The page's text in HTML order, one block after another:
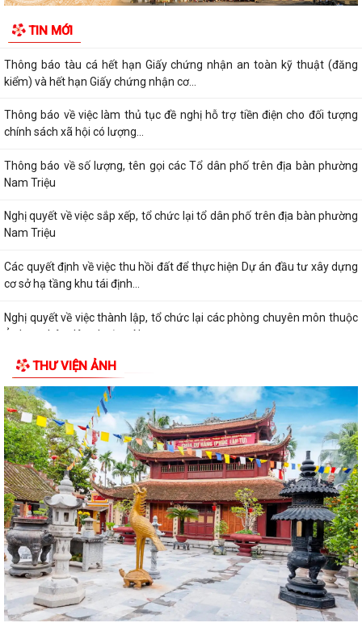
TIN MỚI
Ủy ban nhân dân thành phố trong...
Thông báo tàu cá hết hạn Giấy chứng nhận an toàn kỹ thuật (đăng
kiểm) và hết hạn Giấy chứng nhận cơ...
Thông báo về việc làm thủ tục đề nghị hỗ trợ tiền điện cho đối tượng
chính sách xã hội có lượng...
Thông báo về số lượng, tên gọi các Tổ dân phố trên địa bàn phường
Nam Triệu
Nghị quyết về việc sắp xếp, tổ chức lại tổ dân phố trên địa bàn phường
Nam Triệu
Các quyết định về việc thu hồi đất để thực hiện Dự án đầu tư xây dựng
cơ sở hạ tầng khu tái định...
Nghị quyết về việc thành lập, tổ chức lại các phòng chuyên môn thuộc
Ủy ban nhân dân phường Nam...
Điện lực Thủy Nguyên triển khai thanh toán tiền điện không dùng tiền
mặt trên địa bàn Điện lực Thủy...
Đề nghị hỗ trợ giới thiệu nguồn hiện vật và kết nối thân nhân liệt sĩ, cựu
chiến binh phục vụ cuộc...
Quyết định về việc phê duyệt giá đất cụ thể; phương án bồi thường bồi
thường, hỗ trợ, tái định cư...
Quyết định về việc thu hồi đất để thực hiện Dự án đầu tư xây dựng cơ
sở hạ tầng khu tái định cư tại...
Quyết định về việc thu hồi đất để thực hiện Dự án đầu tư xây dựng cơ
sở hạ tầng khu tái định cư tại...
Quyết định về việc thu hồi đất để thực hiện Dự án đầu tư xây dựng cơ
THƯ VIỆN ẢNH